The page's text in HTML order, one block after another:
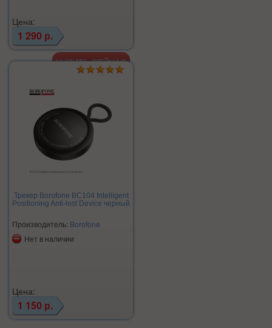
Цена:
1 290 р.
Трекер Borofone BC104 Intelligent
Positioning Anti-lost Device черный
Производитель: Borofone
Нет в наличии
Цена:
1 150 р.